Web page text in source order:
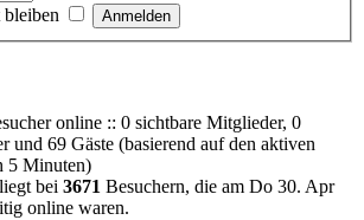
online :: 0 sichtbare Mitglieder, 0
und 69 Gäste (basierend auf den aktiven
5 Minuten)
bei 3671 Besuchern, die am Do 30. Apr
online waren.